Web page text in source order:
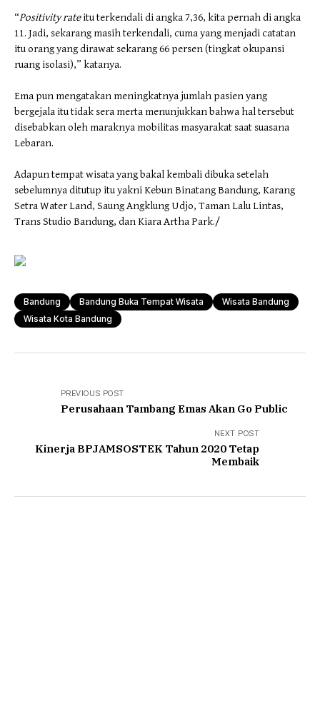
“Positivity rateitu terkendali di angka 7,36, kita pernah di angka
11. Jadi, sekarang masih terkendali, cuma yang menjadi catatan
itu orang yang dirawat sekarang 66 persen (tingkat okupansi
ruang isolasi),” katanya.
Ema pun mengatakan meningkatnya jumlah pasien yang
bergejala itu tidak sera merta menunjukkan bahwa hal tersebut
disebabkan oleh maraknya mobilitas masyarakat saat suasana
Lebaran.
Adapun tempat wisata yang bakal kembali dibuka setelah
sebelumnya ditutup itu yakni Kebun Binatang Bandung, Karang
Setra Water Land, Saung Angklung Udjo, Taman Lalu Lintas,
Trans Studio Bandung, dan Kiara Artha Park./
Bandung Bandung Buka Tempat Wisata
Wisata Bandung
Wisata Kota Bandung
PREVIOUS POST
Perusahaan Tambang Emas Akan Go Public
NEXT POST
Kinerja BPJAMSOSTEK Tahun 2020 Tetap
Membaik